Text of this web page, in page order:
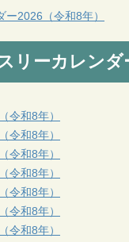
ー2026（令和8年）
リーカレンダ
令和8年）
令和8年）
令和8年）
令和8年）
令和8年）
令和8年）
令和8年）